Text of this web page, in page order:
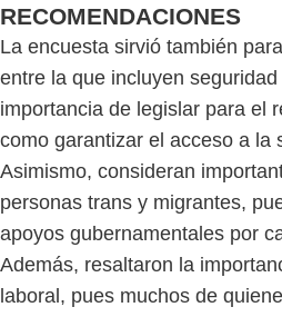
RECOMENDACIONES
La encuesta sirvió también
entre la que incluyen
importancia de legislar para el
como garantizar el acceso a la
Asimismo, consideran
personas trans y migrantes,
apoyos gubernamentales por
Además, resaltaron la
laboral, pues muchos de